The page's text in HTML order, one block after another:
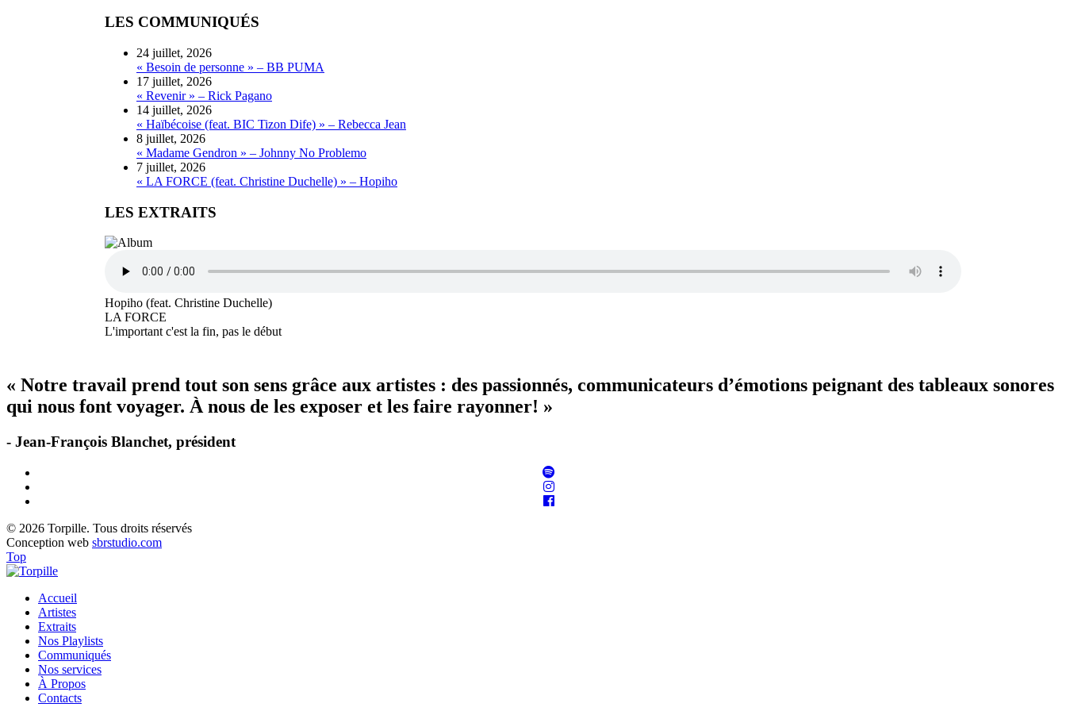
LES COMMUNIQUÉS
24 juillet, 2026
« Besoin de personne » – BB PUMA
17 juillet, 2026
« Revenir » – Rick Pagano
14 juillet, 2026
« Haïbécoise (feat. BIC Tizon Dife) » – Rebecca Jean
8 juillet, 2026
« Madame Gendron » – Johnny No Problemo
7 juillet, 2026
« LA FORCE (feat. Christine Duchelle) » – Hopiho
LES EXTRAITS
Hopiho (feat. Christine Duchelle)
LA FORCE
L'important c'est la fin, pas le début
« Notre travail prend tout son sens grâce aux artistes : des passionnés, communicateurs d’émotions peignant des tableaux sonores
qui nous font voyager. À nous de les exposer et les faire rayonner! »
- Jean-François Blanchet, président
© 2026 Torpille. Tous droits réservés
Conception web sbrstudio.com
Top
Accueil
Artistes
Extraits
Nos Playlists
Communiqués
Nos services
À Propos
Contacts